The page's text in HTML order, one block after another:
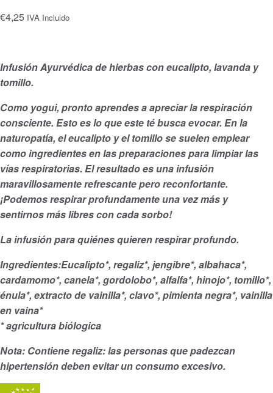
€4,25 IVA Incluido
Infusión Ayurvédica de hierbas con eucalipto, lavanda y
tomillo.
Como yogui, pronto aprendes a apreciar la respiración
consciente. Esto es lo que este té busca evocar. En la
naturopatía, el eucalipto y el tomillo se suelen emplear
como ingredientes en las preparaciones para limpiar las
vías respiratorias. El resultado es una infusión
maravillosamente refrescante pero reconfortante.
¡Podemos respirar profundamente una vez más y
sentirnos más libres con cada sorbo!
La infusión para quiénes quieren respirar profundo.
Ingredientes:Eucalipto*, regaliz*, jengibre*, albahaca*,
cardamomo*, canela*, gordolobo*, alfalfa*, hinojo*, tomillo*,
énula*, extracto de vainilla*, clavo*, pimienta negra*, vainilla
en vaina*
* agricultura biólogica
Nota: Contiene regaliz: las personas que padezcan
hipertensión deben evitar un consumo excesivo.